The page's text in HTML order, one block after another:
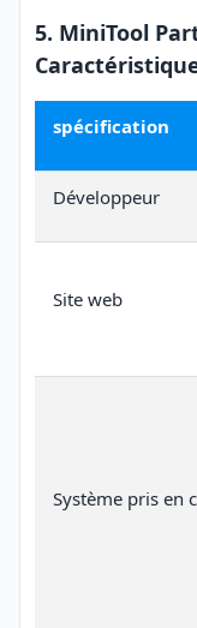
5. MiniTool
spécification
Développeur
Site web
Système pris en